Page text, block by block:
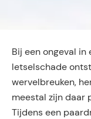
Bij een ongeval in
letselschade
wervelbreuken,
meestal zijn daar
Tijdens een